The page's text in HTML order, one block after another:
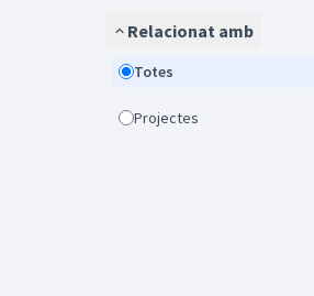
Relacionat amb
Totes
Projectes